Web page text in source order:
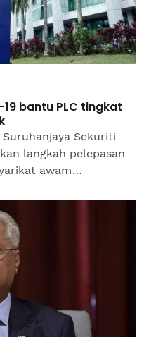
bantu PLC tingkat
Suruhanjaya Sekuriti
langkah pelepasan
awam